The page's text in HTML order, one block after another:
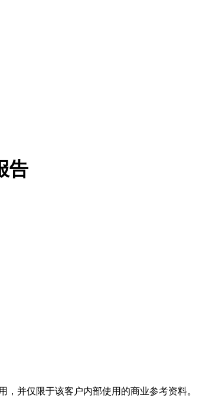
告
并仅限于该客户内部使用的商业参考资料。